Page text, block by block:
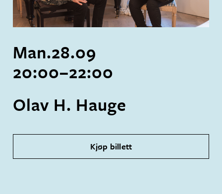
Man.28.09
20:00–22:00
Olav H. Hauge
Kjøp billett